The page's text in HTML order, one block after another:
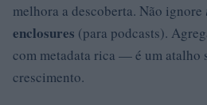
melhora a descoberta. Não ignore
enclosures (para podcasts).
com metadata rica — é um atalho
crescimento.